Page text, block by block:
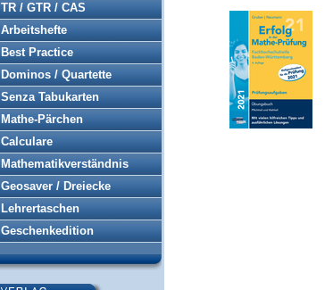
TR / GTR / CAS
Arbeitshefte
Best Practice
Dominos / Quartette
Senza Tabukarten
Mathe-Pärchen
Calculare
Mathematikverständnis
Geosaver / Dreiecke
Lehrertaschen
Geschenkedition